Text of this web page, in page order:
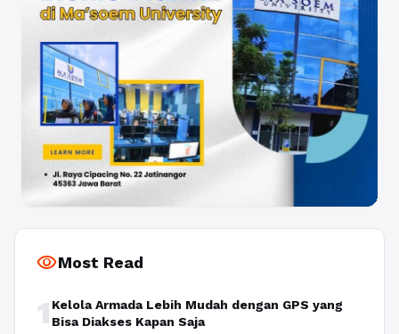
visibilityMost Read
1 Kelola Armada Lebih Mudah dengan GPS yang
Bisa Diakses Kapan Saja